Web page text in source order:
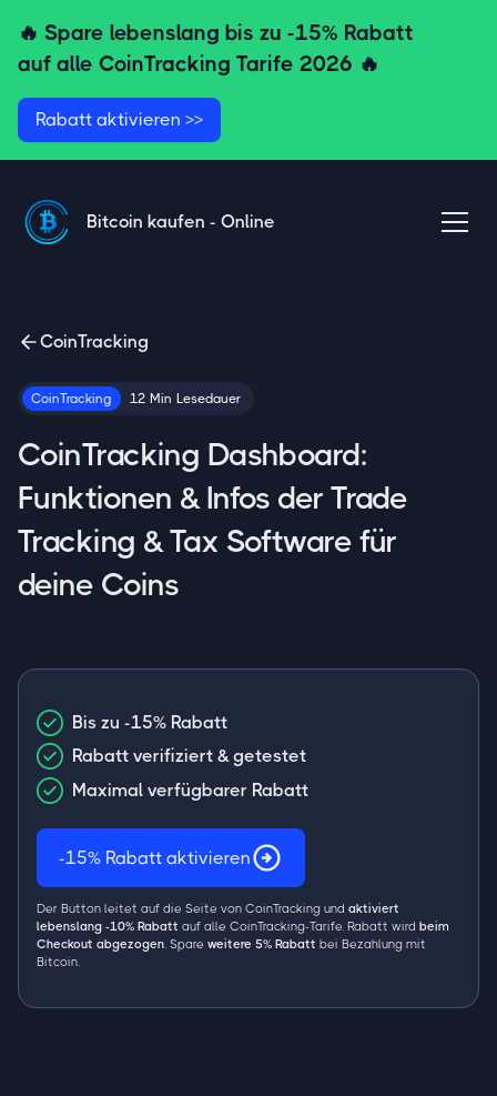
🔥 Spare lebenslang bis zu -15% Rabatt
auf alle CoinTracking Tarife 2026 🔥
Rabatt aktivieren >>
Bitcoin kaufen - Online
CoinTracking
CoinTracking 12 Min Lesedauer
CoinTracking Dashboard:
Funktionen & Infos der Trade
Tracking & Tax Software für
deine Coins
Bis zu -15% Rabatt
Rabatt verifiziert & getestet
Maximal verfügbarer Rabatt
-15% Rabatt aktivieren
Der Button leitet auf die Seite von CoinTracking und aktiviert
lebenslang -10% Rabatt auf alle CoinTracking-Tarife. Rabatt wird beim
Checkout abgezogen. Spare weitere 5% Rabatt bei Bezahlung mit
Bitcoin.